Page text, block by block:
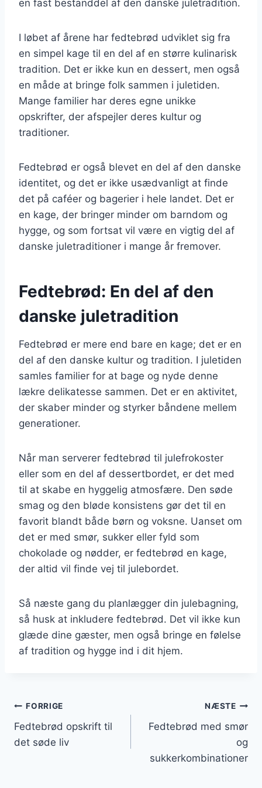
en fast bestanddel af den danske juletradition.
I løbet af årene har fedtebrød udviklet sig fra
en simpel kage til en del af en større kulinarisk
tradition. Det er ikke kun en dessert, men også
en måde at bringe folk sammen i juletiden.
Mange familier har deres egne unikke
opskrifter, der afspejler deres kultur og
traditioner.
Fedtebrød er også blevet en del af den danske
identitet, og det er ikke usædvanligt at finde
det på caféer og bagerier i hele landet. Det er
en kage, der bringer minder om barndom og
hygge, og som fortsat vil være en vigtig del af
danske juletraditioner i mange år fremover.
Fedtebrød: En del af den
danske juletradition
Fedtebrød er mere end bare en kage; det er en
del af den danske kultur og tradition. I juletiden
samles familier for at bage og nyde denne
lækre delikatesse sammen. Det er en aktivitet,
der skaber minder og styrker båndene mellem
generationer.
Når man serverer fedtebrød til julefrokoster
eller som en del af dessertbordet, er det med
til at skabe en hyggelig atmosfære. Den søde
smag og den bløde konsistens gør det til en
favorit blandt både børn og voksne. Uanset om
det er med smør, sukker eller fyld som
chokolade og nødder, er fedtebrød en kage,
der altid vil finde vej til julebordet.
Så næste gang du planlægger din julebagning,
så husk at inkludere fedtebrød. Det vil ikke kun
glæde dine gæster, men også bringe en følelse
af tradition og hygge ind i dit hjem.
Indlægsnavigation
FORRIGE
Fedtebrød opskrift til
det søde liv
NÆSTE
Fedtebrød med smør
og
sukkerkombinationer